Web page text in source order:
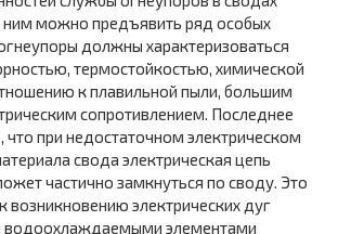
ним можно предъявить ряд особых
должны характеризоваться
термостойкостью, химической
к плавильной пыли, большим
сопротивлением. Последнее
что при недостаточном электрическом
свода электрическая цепь
частично замкнуться по своду. Это
возникновению электрических дуг
элементами